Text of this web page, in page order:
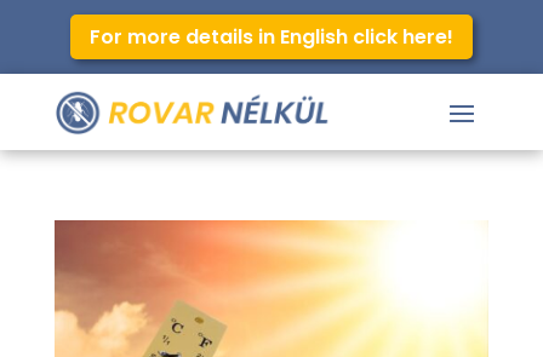
For more details in English click here!